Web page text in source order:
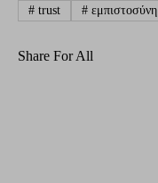
#trust #εμπιστοσύνη
Share For All